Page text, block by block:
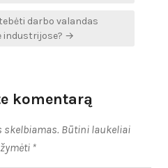
darbo valandas
industrijose? →
komentarą
skelbiamas. Būtini laukeliai
*